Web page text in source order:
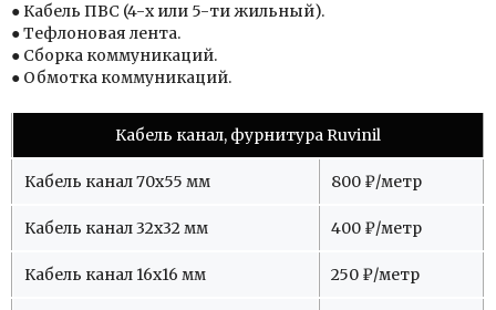
● Кабель ПВС (4-х или 5-ти жильный).
● Тефлоновая лента.
● Сборка коммуникаций.
● Обмотка коммуникаций.
Кабель канал, фурнитура Ruvinil
Кабель канал 70х55 мм 800 ₽/метр
Кабель канал 32х32 мм 400 ₽/метр
Кабель канал 16х16 мм 250 ₽/метр